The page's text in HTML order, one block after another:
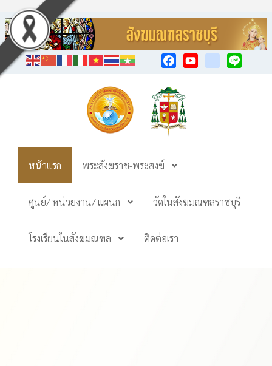
หน้าแรก พระสังฆราช-พระสงฆ์
ศูนย์/ หน่วยงาน/ แผนก วัดในสังฆมณฑลราชบุรี
โรงเรียนในสังฆมณฑล ติดต่อเรา